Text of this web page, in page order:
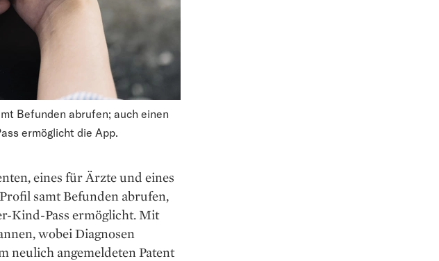
Befunden abrufen; auch einen
ermöglicht die App.
eines für Ärzte und eines
samt Befunden abrufen,
Kind-Pass ermöglicht. Mit
wobei Diagnosen
neulich angemeldeten Patent